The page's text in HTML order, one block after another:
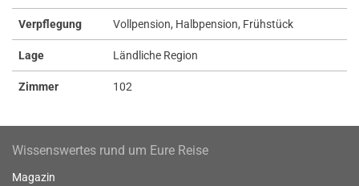
Verpflegung Vollpension, Halbpension, Frühstück
Lage Ländliche Region
Zimmer 102
Wissenswertes rund um Eure Reise
Magazin